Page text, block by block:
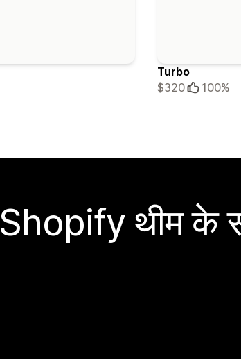
Turbo
$320
100%
Shopify थीम के